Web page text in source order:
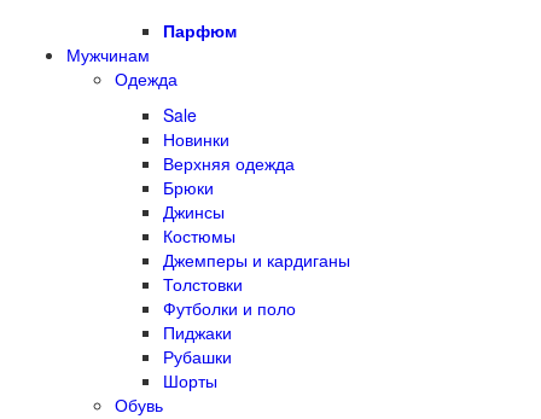
Парфюм
Мужчинам
Одежда
Sale
Новинки
Верхняя одежда
Брюки
Джинсы
Костюмы
Джемперы и кардиганы
Толстовки
Футболки и поло
Пиджаки
Рубашки
Шорты
Обувь